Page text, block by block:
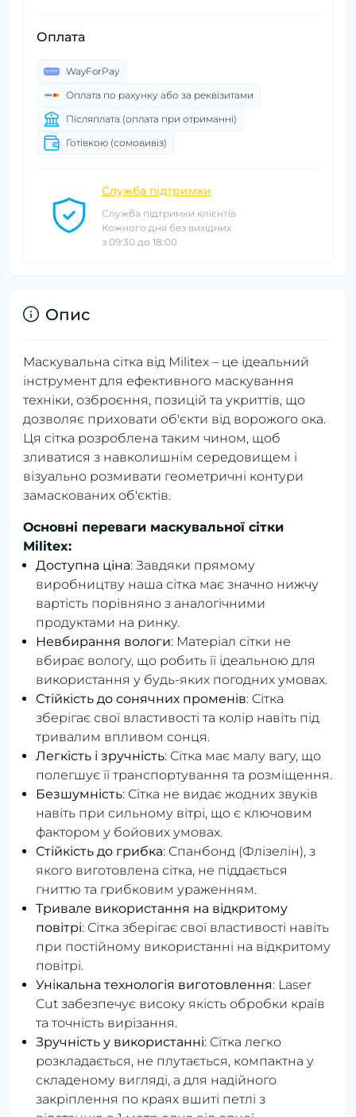
Оплата
WayForPay
Оплата по рахунку або за реквізитами
Післяплата (оплата при отриманні)
Готівкою (сомовивіз)
Служба підтримки
Служба підтримки клієнтів
Кожного дня без вихідних
з 09:30 до 18:00
Опис
Маскувальна сітка від Militex – це ідеальний
інструмент для ефективного маскування
техніки, озброєння, позицій та укриттів, що
дозволяє приховати об'єкти від ворожого ока.
Ця сітка розроблена таким чином, щоб
зливатися з навколишнім середовищем і
візуально розмивати геометричні контури
замаскованих об'єктів.
Основні переваги маскувальної сітки
Militex:
Доступна ціна: Завдяки прямому
виробництву наша сітка має значно нижчу
вартість порівняно з аналогічними
продуктами на ринку.
Невбирання вологи: Матеріал сітки не
вбирає вологу, що робить її ідеальною для
використання у будь-яких погодних умовах.
Стійкість до сонячних променів: Сітка
зберігає свої властивості та колір навіть під
тривалим впливом сонця.
Легкість і зручність: Сітка має малу вагу, що
полегшує її транспортування та розміщення.
Безшумність: Сітка не видає жодних звуків
навіть при сильному вітрі, що є ключовим
фактором у бойових умовах.
Стійкість до грибка: Спанбонд (Флізелін), з
якого виготовлена сітка, не піддається
гниттю та грибковим ураженням.
Тривале використання на відкритому
повітрі: Сітка зберігає свої властивості навіть
при постійному використанні на відкритому
повітрі.
Унікальна технологія виготовлення: Laser
Cut забезпечує високу якість обробки країв
та точність вирізання.
Зручність у використанні: Сітка легко
розкладається, не плутається, компактна у
складеному вигляді, а для надійного
закріплення по краях вшиті петлі з